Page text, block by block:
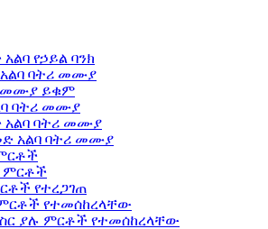
የኃይል ባንክ
ባትሪ መሙያ
መሙያ ይቁም
ባትሪ መሙያ
አልባ ባትሪ መሙያ
አልባ ባትሪ መሙያ
ምርቶች
የተረጋገጠ
ምርቶች የተመሰከረላቸው
ስር ያሉ ምርቶች የተመሰከረላቸው